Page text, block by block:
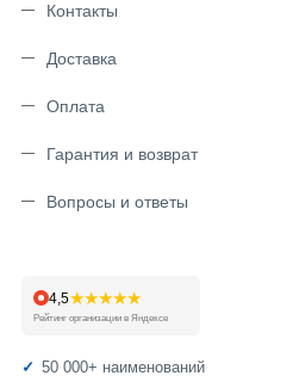
Контакты
Доставка
Оплата
Гарантия и возврат
Вопросы и ответы
4,5★★★★★
Рейтинг организации в Яндексе
50 000+ наименований